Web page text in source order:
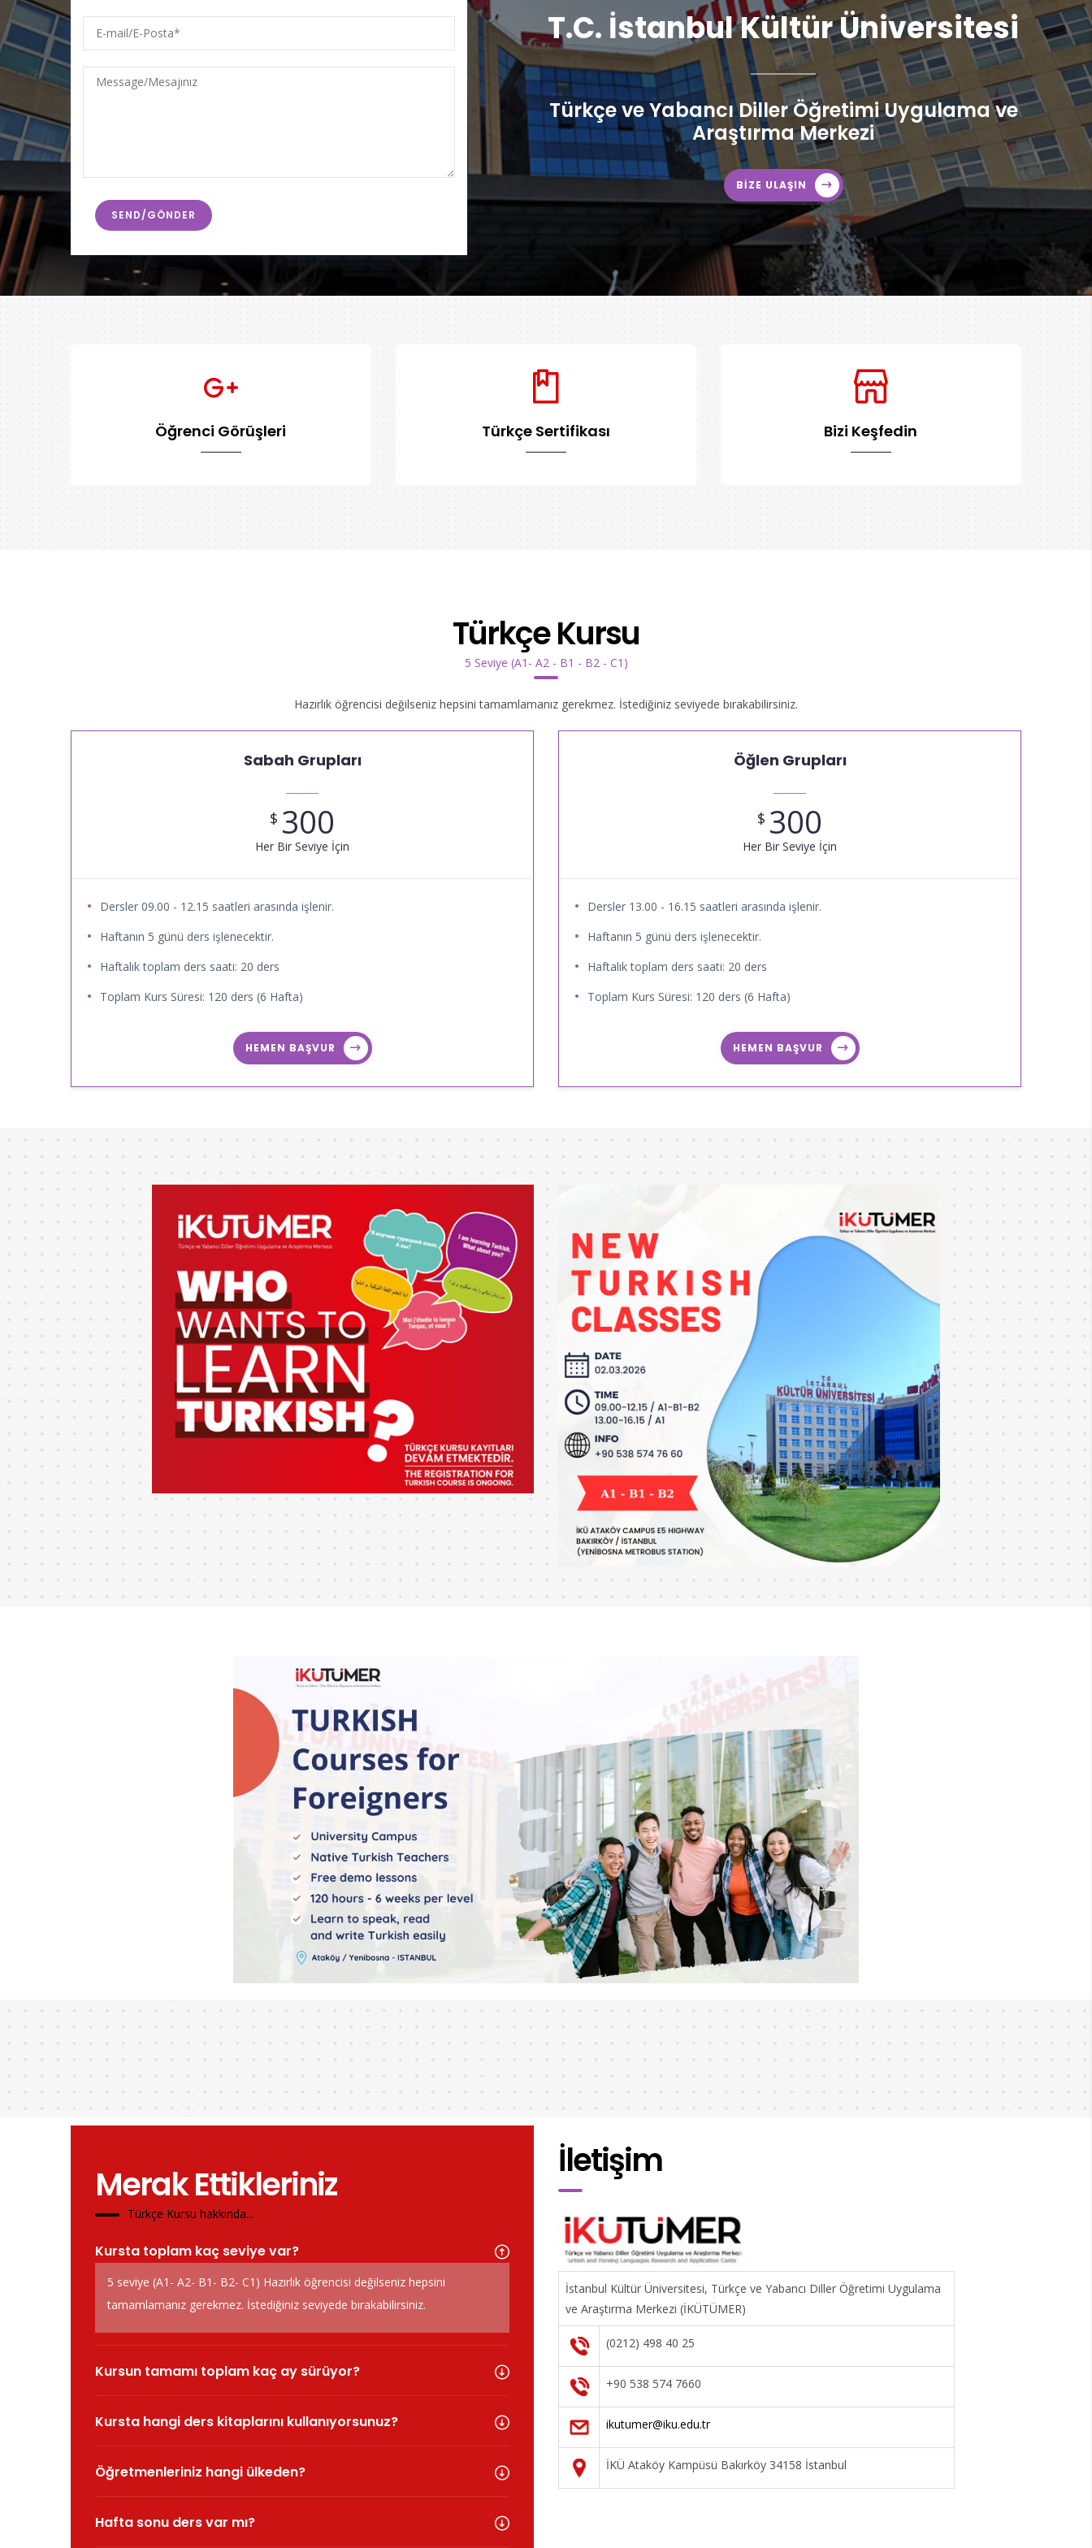
mail/E-
Posta
Message/Mesajınız
T.C. İstanbul Kültür Üniversitesi
Türkçe ve Yabancı Diller Öğretimi Uygulama ve
Araştırma Merkezi
BİZE ULAŞIN
Öğrenci Görüşleri Türkçe Sertifikası Bizi Keşfedin
Türkçe Kursu
5 Seviye (A1- A2 - B1 - B2 - C1)
Hazırlık öğrencisi değilseniz hepsini tamamlamanız gerekmez. İstediğiniz seviyede bırakabilirsiniz.
Sabah Grupları
$ 300
Her Bir Seviye İçin
Dersler 09.00 - 12.15 saatleri arasında işlenir.
Haftanın 5 günü ders işlenecektir.
Haftalık toplam ders saati: 20 ders
Toplam Kurs Süresi: 120 ders (6 Hafta)
HEMEN BAŞVUR
Öğlen Grupları
$ 300
Her Bir Seviye İçin
Dersler 13.00 - 16.15 saatleri arasında işlenir.
Haftanın 5 günü ders işlenecektir.
Haftalık toplam ders saati: 20 ders
Toplam Kurs Süresi: 120 ders (6 Hafta)
HEMEN BAŞVUR
Merak Ettikleriniz
Türkçe Kursu hakkında...
Kursta toplam kaç seviye var?
5 seviye (A1- A2- B1- B2- C1) Hazırlık öğrencisi değilseniz hepsini
tamamlamanız gerekmez. İstediğiniz seviyede bırakabilirsiniz.
Kursun tamamı toplam kaç ay sürüyor?
Kursta hangi ders kitaplarını kullanıyorsunuz?
Öğretmenleriniz hangi ülkeden?
Hafta sonu ders var mı?
İletişim
İstanbul Kültür Üniversitesi, Türkçe ve Yabancı Diller Öğretimi Uygulama
ve Araştırma Merkezi (İKÜTÜMER)
(0212) 498 40 25
+90 538 574 7660
ikutumer@iku.edu.tr
İKÜ Ataköy Kampüsü Bakırköy 34158 İstanbul